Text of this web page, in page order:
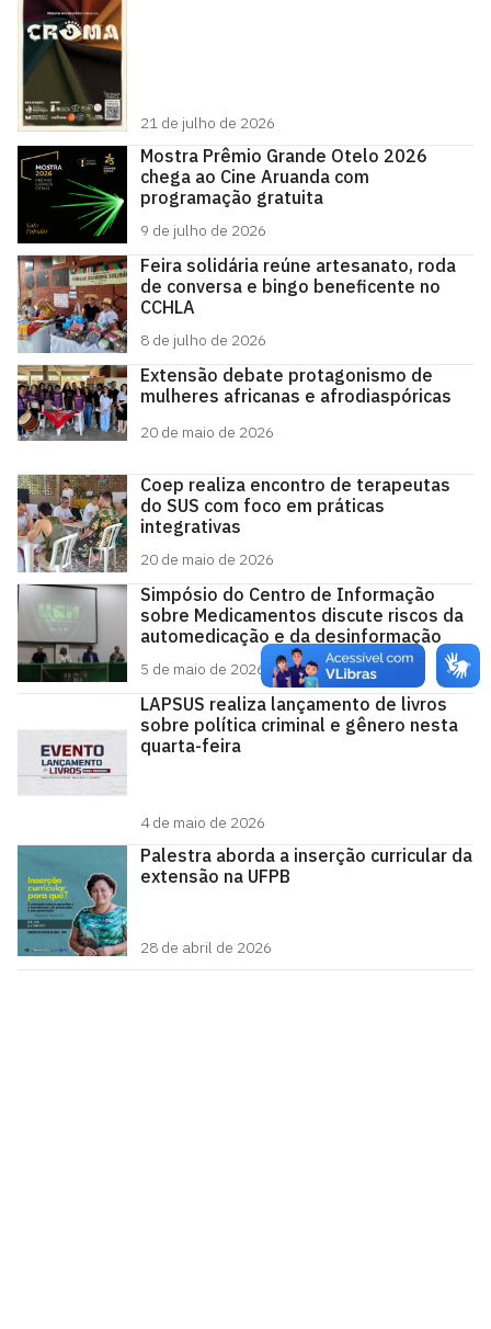
21 de julho de 2026
Mostra Prêmio Grande Otelo 2026
chega ao Cine Aruanda com
programação gratuita
9 de julho de 2026
Feira solidária reúne artesanato, roda
de conversa e bingo beneficente no
CCHLA
8 de julho de 2026
Extensão debate protagonismo de
mulheres africanas e afrodiaspóricas
20 de maio de 2026
Coep realiza encontro de terapeutas
do SUS com foco em práticas
integrativas
20 de maio de 2026
Simpósio do Centro de Informação
sobre Medicamentos discute riscos da
automedicação e da desinformação
5 de maio de 2026
LAPSUS realiza lançamento de livros
sobre política criminal e gênero nesta
quarta-feira
4 de maio de 2026
Palestra aborda a inserção curricular da
extensão na UFPB
28 de abril de 2026